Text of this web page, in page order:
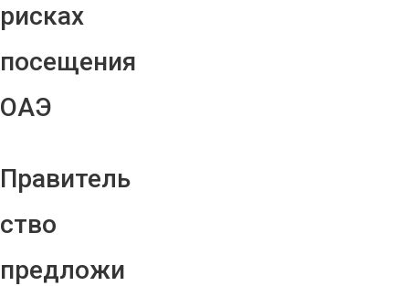
рисках
посещения
ОАЭ
Правитель
ство
предложи